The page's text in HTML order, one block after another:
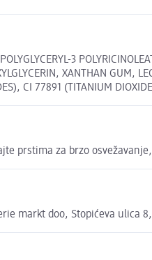
3
XANTHAN GUM,
CI 77891 (TITANIUM
prstima za brzo
markt doo, Stopićeva ulica